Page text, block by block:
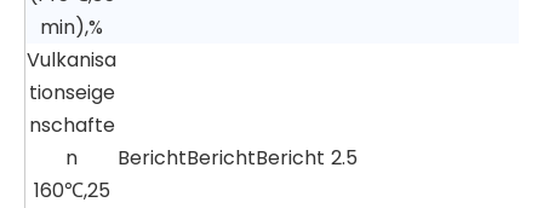
min),%
Vulkanisa
tionseige
nschafte
n
160℃,25
BerichtBerichtBericht 2.5